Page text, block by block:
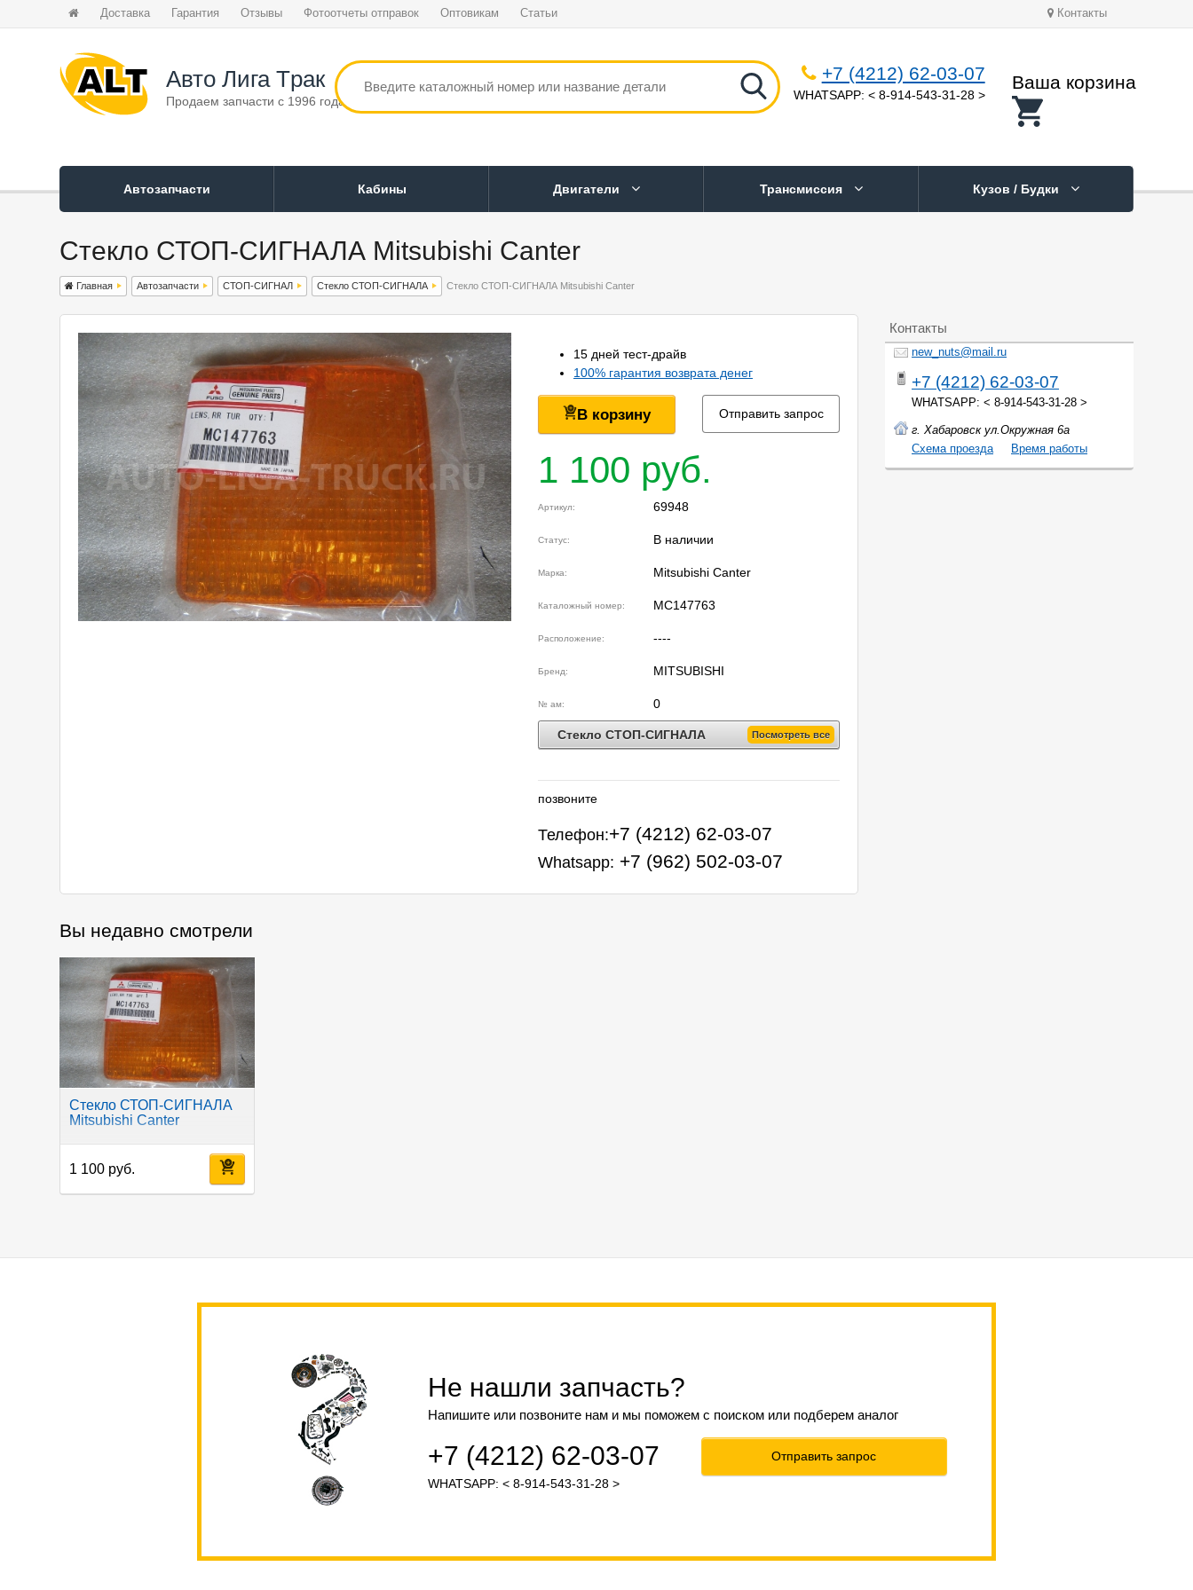
Доставка Гарантия Отзывы Фотоотчеты отправок Оптовикам Статьи Контакты
Авто Лига Tрак
Продаем запчасти с 1996 года
+7 (4212) 62-03-07
WHATSAPP: < 8-914-543-31-28 >
Ваша корзина
Автозапчасти Кабины Двигатели Трансмиссия Кузов / Будки
Стекло СТОП-СИГНАЛА Mitsubishi Canter
Главная Автозапчасти СТОП-СИГНАЛ Стекло СТОП-СИГНАЛА Стекло СТОП-СИГНАЛА Mitsubishi Canter
15 дней тест-драйв
100% гарантия возврата денег
В корзину Отправить запрос
1 100 руб.
Артикул: 69948
Статус: В наличии
Марка: Mitsubishi Canter
Каталожный номер: MC147763
Расположение: ----
Бренд: MITSUBISHI
№ ам: 0
Стекло СТОП-СИГНАЛА Посмотреть все
позвоните
Телефон:+7 (4212) 62-03-07
Whatsapp: +7 (962) 502-03-07
Вы недавно смотрели
Стекло СТОП-СИГНАЛА
Mitsubishi Canter
1 100 руб.
Контакты
new_nuts@mail.ru
+7 (4212) 62-03-07
WHATSAPP: < 8-914-543-31-28 >
г. Хабаровск ул.Окружная 6а
Cхема проезда
Время работы
Не нашли запчасть?
Напишите или позвоните нам и мы поможем с поиском или подберем аналог
+7 (4212) 62-03-07
WHATSAPP: < 8-914-543-31-28 >
Отправить запрос